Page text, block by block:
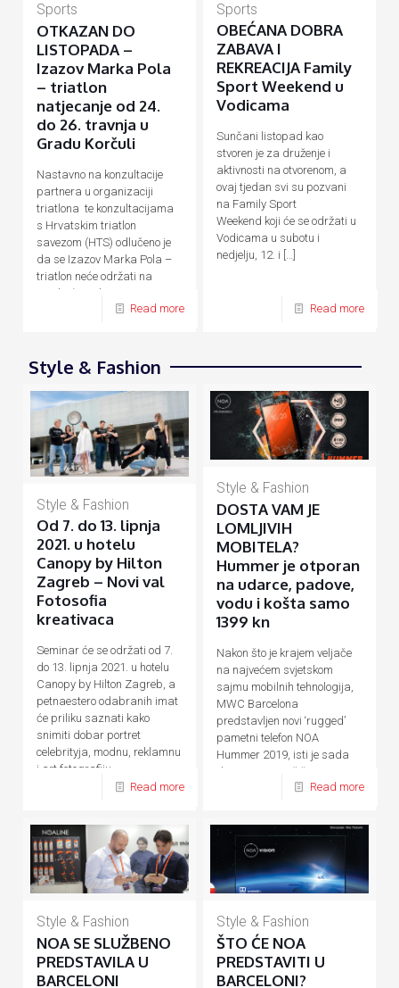
Sports
OTKAZAN DO
LISTOPADA –
Izazov Marka Pola
– triatlon
natjecanje od 24.
do 26. travnja u
Gradu Korčuli
Nastavno na konzultacije
partnera u organizaciji
triatlona te konzultacijama
s Hrvatskim triatlon
savezom (HTS) odlučeno je
da se Izazov Marka Pola –
triatlon neće održati na
predviđene datume, 24. – 26.
Read more
Sports
OBEĆANA DOBRA
ZABAVA I
REKREACIJA Family
Sport Weekend u
Vodicama
Sunčani listopad kao
stvoren je za druženje i
aktivnosti na otvorenom, a
ovaj tjedan svi su pozvani
na Family Sport
Weekend koji će se održati u
Vodicama u subotu i
nedjelju, 12. i
Read more
Style & Fashion
Style & Fashion
Od 7. do 13. lipnja
2021. u hotelu
Canopy by Hilton
Zagreb – Novi val
Fotosofia
kreativaca
Seminar će se održati od 7.
do 13. lipnja 2021. u hotelu
Canopy by Hilton Zagreb, a
petnaestero odabranih imat
će priliku saznati kako
snimiti dobar portret
celebrityja, modnu, reklamnu
i art fotografiju.
Read more
Style & Fashion
DOSTA VAM JE
LOMLJIVIH
MOBITELA?
Hummer je otporan
na udarce, padove,
vodu i košta samo
1399 kn
Nakon što je krajem veljače
na najvećem svjetskom
sajmu mobilnih tehnologija,
MWC Barcelona
predstavljen novi ‘rugged’
pametni telefon NOA
Hummer 2019, isti je sada
dostupan na tržištu. Za sve
Read more
Style & Fashion
NOA SE SLUŽBENO
PREDSTAVILA U
BARCELONI
Style & Fashion
ŠTO ĆE NOA
PREDSTAVITI U
BARCELONI?